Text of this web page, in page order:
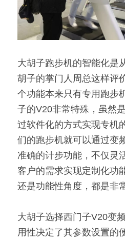
大胡子跑步机的智能化是
胡子的掌门人周总这样评
个功能本来只有专用跑步
子的V20非常特殊，虽然
过软件化的方式实现专机
们的跑步机就可以通过变
准确的计步功能，不仅灵
客户的需求实现定制化功
还是功能性角度，都是非
大胡子选择西门子V20变
用性决定了其参数设置的